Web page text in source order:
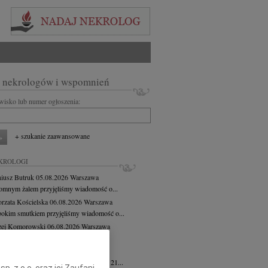
nekrologów i wspomnień
lub numer ogłoszenia:
+ szukanie zaawansowane
Butruk 05.08.2026Warszawa
żalem przyjęliśmy wiadomość o...
Kościelska06.08.2026Warszawa
smutkiem przyjęliśmy wiadomość o...
Komorowski06.08.2026Warszawa
Inocentyna Karkocha zmarła dnia 21...